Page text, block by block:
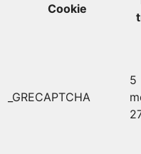
Cookie
_GRECAPTCHA
5